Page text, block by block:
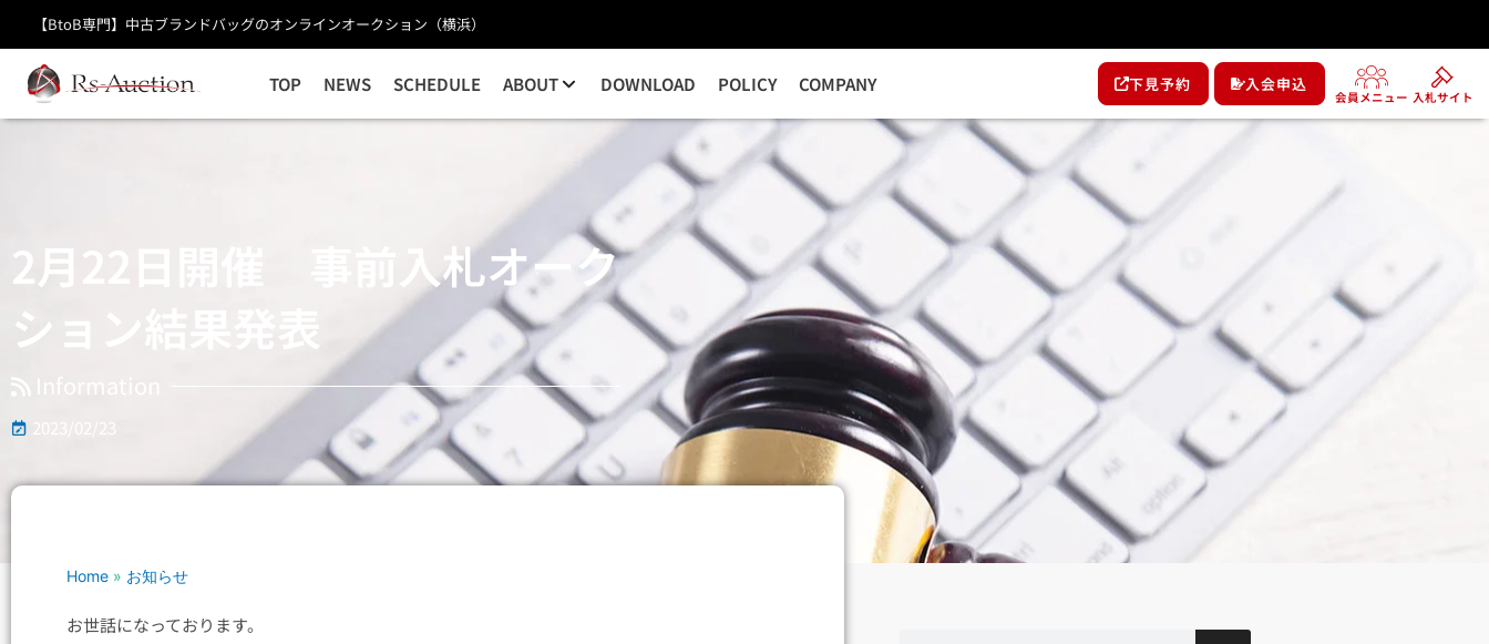
キ
【BtoB専門】中古ブランドバッグのオンラインオークション（横浜）
TOP NEWS SCHEDULE ABOUT DOWNLOAD POLICY COMPANY 下見予約 入会申込
会員メニュー 入札サイト
2月22日開催 事前入札オークション結果発表
2月22日開催 事前入札オーク
ション結果発表
Information
2023/02/23
Home » お知らせ
お世話になっております。